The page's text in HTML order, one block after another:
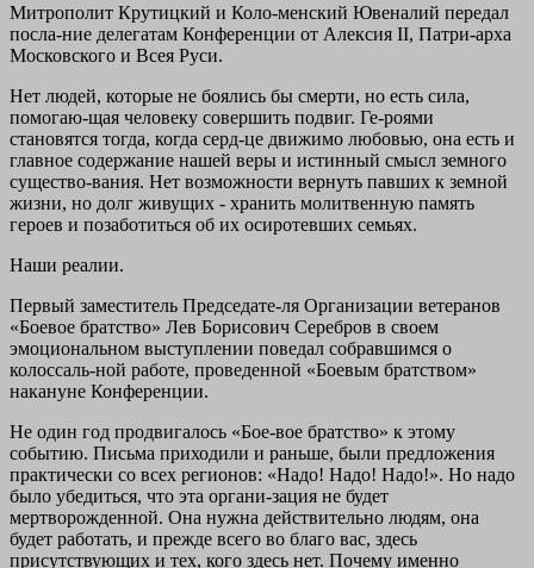
Митрополит Крутицкий и Коло-менский Ювеналий передал
посла-ние делегатам Конференции от Алексия II, Патри-арха
Московского и Всея Руси.
Нет людей, которые не боялись бы смерти, но есть сила,
помогаю-щая человеку совершить подвиг. Ге-роями
становятся тогда, когда серд-це движимо любовью, она есть и
главное содержание нашей веры и истинный смысл земного
существо-вания. Нет возможности вернуть павших к земной
жизни, но долг живущих - хранить молитвенную память
героев и позаботиться об их осиротевших семьях.
Наши реалии.
Первый заместитель Председате-ля Организации ветеранов
«Боевое братство» Лев Борисович Серебров в своем
эмоциональном выступлении поведал собравшимся о
колоссаль-ной работе, проведенной «Боевым братством»
накануне Конференции.
Не один год продвигалось «Бое-вое братство» к этому
событию. Письма приходили и раньше, были предложения
практически со всех регионов: «Надо! Надо! Надо!». Но надо
было убедиться, что эта органи-зация не будет
мертворожденной. Она нужна действительно людям, она
будет работать, и прежде всего во благо вас, здесь
присутствующих и тех, кого здесь нет. Почему именно